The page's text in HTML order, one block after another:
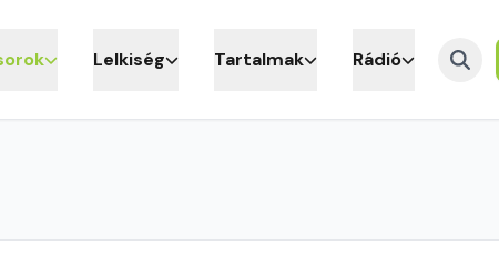
Lelkiség Tartalmak Rádió